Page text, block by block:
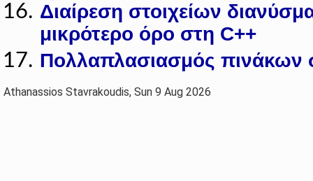
Διαίρεση στοιχείων
μικρότερο όρο στη C++
Πολλαπλασιασμός πινάκων
Athanassios Stavrakoudis, Sun 9 Aug 2026